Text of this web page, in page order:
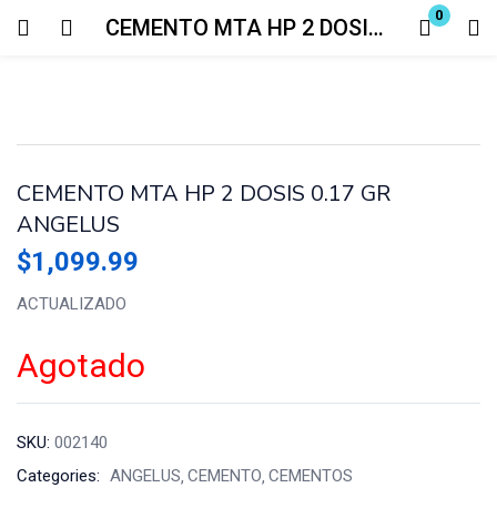
CEMENTO MTA HP 2 DOSIS 0.17 GR ANGELUS 0
Login
Remember me
CEMENTO MTA HP 2 DOSIS 0.17 GR
ANGELUS
$1,099.99
ACTUALIZADO
Agotado
SKU: 002140
Categories: ANGELUS CEMENTO CEMENTOS